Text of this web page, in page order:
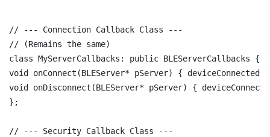
// --- Connection Callback Class ---
// (Remains the same)
class MyServerCallbacks: public BLEServerCallbacks {
void onConnect(BLEServer* pServer) {
void onDisconnect(BLEServer* pServer) {
};
// --- Security Callback Class ---